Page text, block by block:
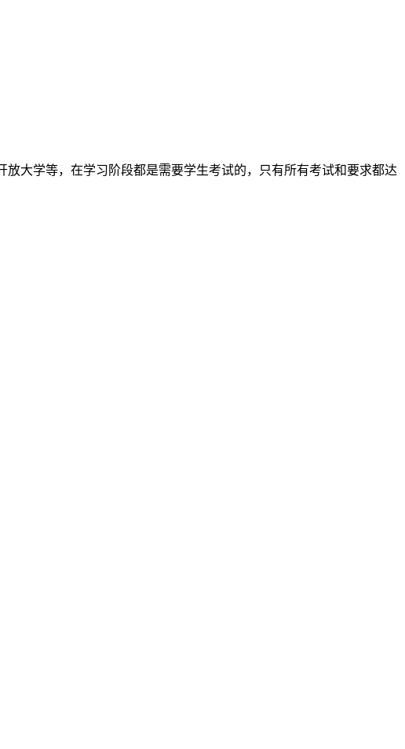
大学等，在学习阶段都是需要学生考试的，只有所有考试和要求都达